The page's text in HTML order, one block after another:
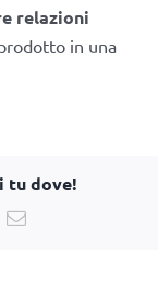
relazioni
in una
tu dove!
Email